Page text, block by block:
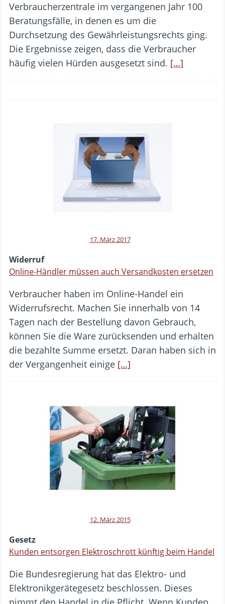
Verbraucherzentrale im vergangenen Jahr 100
Beratungsfälle, in denen es um die
Durchsetzung des Gewährleistungsrechts ging.
Die Ergebnisse zeigen, dass die Verbraucher
häufig vielen Hürden ausgesetzt sind. […]
17. März 2017
Widerruf
Online-Händler müssen auch Versandkosten ersetzen
Verbraucher haben im Online-Handel ein
Widerrufsrecht. Machen Sie innerhalb von 14
Tagen nach der Bestellung davon Gebrauch,
können Sie die Ware zurücksenden und erhalten
die bezahlte Summe ersetzt. Daran haben sich in
der Vergangenheit einige […]
12. März 2015
Gesetz
Kunden entsorgen Elektroschrott künftig beim Handel
Die Bundesregierung hat das Elektro- und
Elektronikgerätegesetz beschlossen. Dieses